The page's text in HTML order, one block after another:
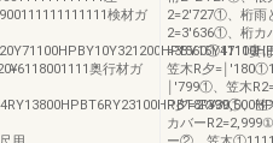
検材ガ
奥行材ガ
2=2′727①、桁雨
2=3′636①、桁
=3′560①1111妻
笠木R夕=￨
￨′799①、笠木
R夕=2′399①、笠
カバー